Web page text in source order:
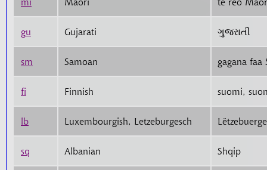
gu Gujarati ગુજરાતી
sm Samoan gagana faa
fi Finnish suomi,
lb Luxembourgish, Letzeburgesch
sq Albanian Shqip